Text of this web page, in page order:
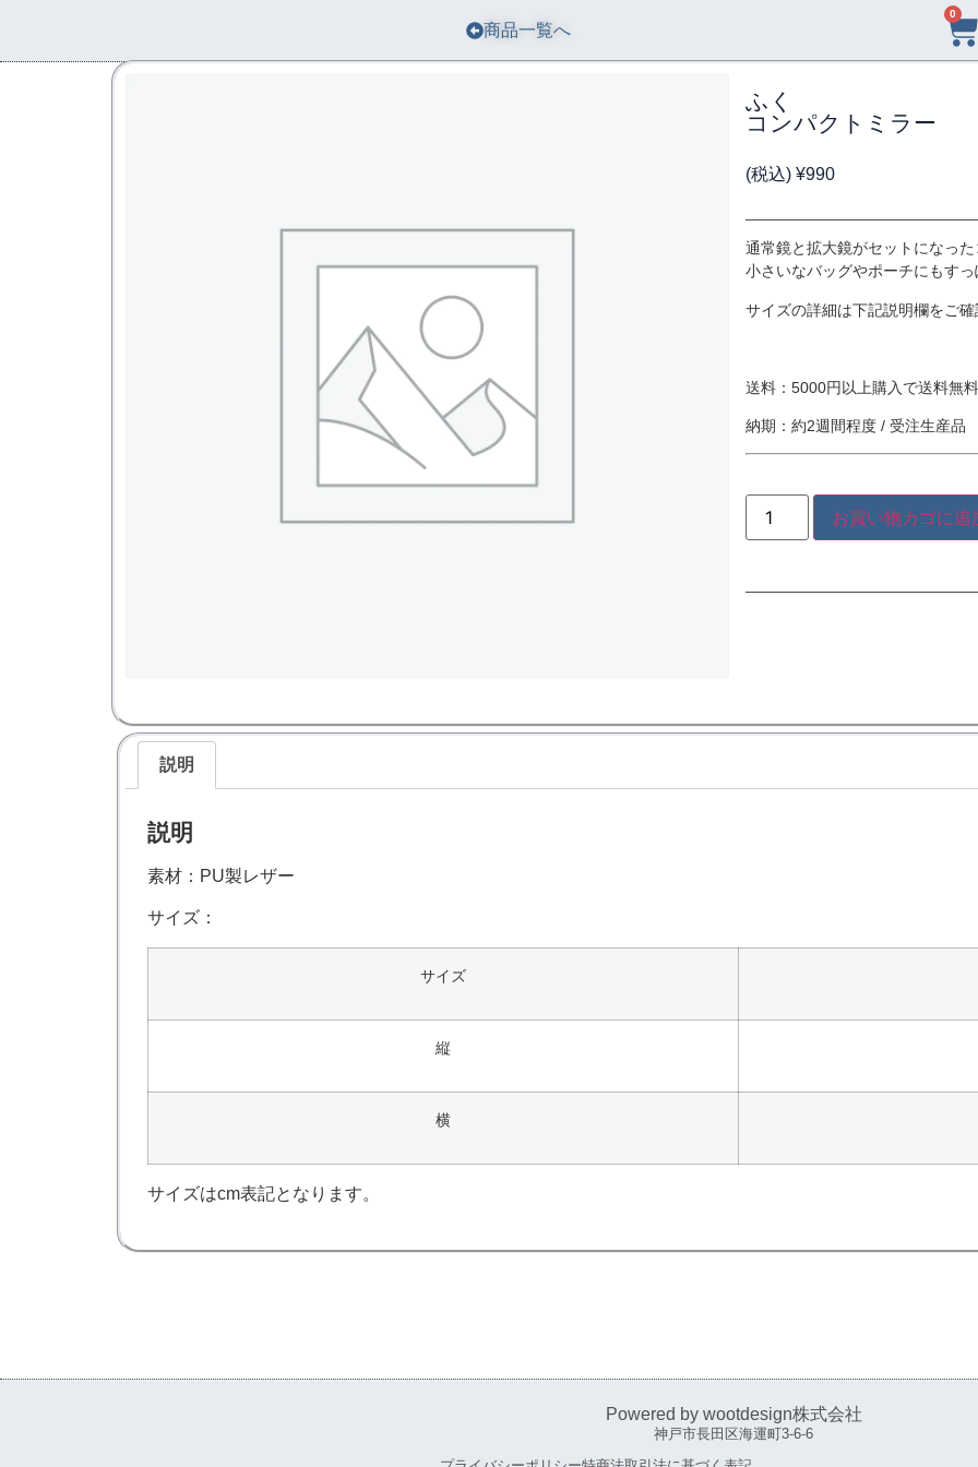
商品一覧へ
0
ふく
コンパクトミラー
(税込)¥990
通常鏡と拡大鏡がセットになった
小さいなバッグやポーチにもす
サイズの詳細は下記説明欄をご確
送料：5000円以上購入で送料無
納期：約2週間程度 / 受注生産品
お買い物カゴに追
説明
説明
素材：PU製レザー
サイズ：
サイズ
縦
横
サイズはcm表記となります。
Powered by wootdesign株式会社
神戸市長田区海運町3-6-6